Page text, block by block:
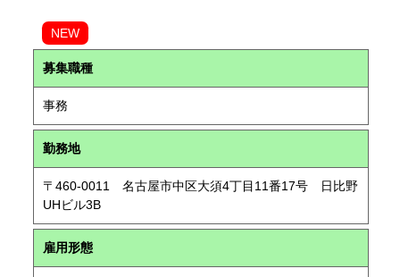
NEW
募集職種
事務
勤務地
〒460-0011 名古屋市中区大須4丁目11番17号 日比野
UHビル3B
雇用形態